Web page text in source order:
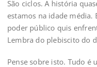
São ciclos. A história
estamos na idade média.
poder público quis
Lembra do plebiscito do
Pense sobre isto. Tudo é